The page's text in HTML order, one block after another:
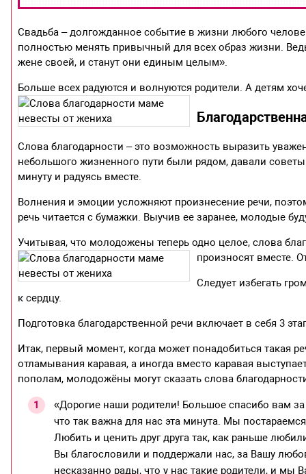
Свадьба – долгожданное событие в жизни любого
полностью менять привычный для всех образ жизни.
жене своей, и станут они единым целым».
Больше всех радуются и волнуются родители. А детям
Слова благодарности – это возможность выразить
небольшого жизненного пути были рядом, давали
минуту и радуясь вместе.
Волнения и эмоции усложняют произнесение речи,
речь читается с бумажки. Выучив ее заранее, молодые
Учитывая, что молодожены теперь одно целое, слова
произносят вместе.
Следует избегать
к сердцу.
Подготовка благодарственной речи включает в себя 3
Итак, первый момент, когда может понадобиться такая
отламывания каравая, а иногда вместо каравая
пополам, молодожёны могут сказать слова
«Дорогие наши родители! Большое спасибо вам
что так важна для нас эта минута. Мы
Любить и ценить друг друга так, как раньше
Вы благословили и поддержали нас, за Вашу
несказанно рады, что у нас такие родители, и мы